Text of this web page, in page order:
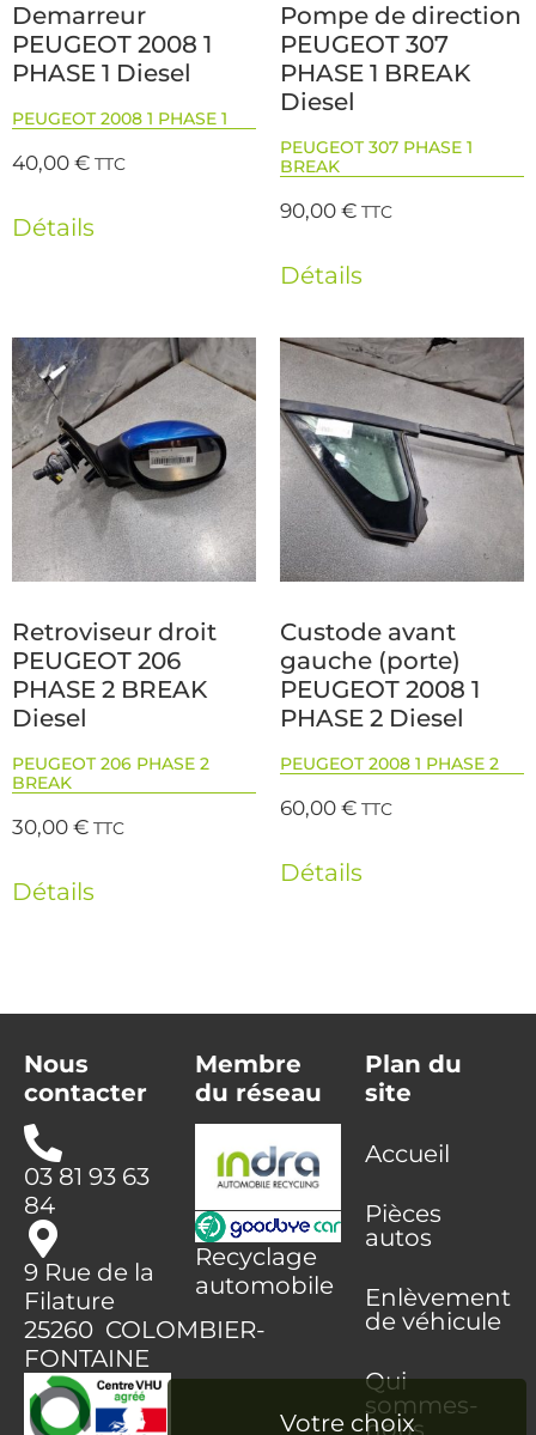
Demarreur
PEUGEOT 2008 1
PHASE 1 Diesel
PEUGEOT 2008 1 PHASE 1
40,00€ TTC
Détails
Pompe de direction
PEUGEOT 307
PHASE 1 BREAK
Diesel
PEUGEOT 307 PHASE 1
BREAK
90,00€ TTC
Détails
Retroviseur droit
PEUGEOT 206
PHASE 2 BREAK
Diesel
PEUGEOT 206 PHASE 2
BREAK
30,00€ TTC
Détails
Custode avant
gauche (porte)
PEUGEOT 2008 1
PHASE 2 Diesel
PEUGEOT 2008 1 PHASE 2
60,00€ TTC
Détails
Nous
contacter
03 81 93 63
84
9 Rue de la
Filature
25260 COLOMBIER-
FONTAINE
Membre
du réseau
Recyclage
automobile
Plan du
site
Accueil
Pièces
autos
Enlèvement
de véhicule
Qui
sommes-
nous